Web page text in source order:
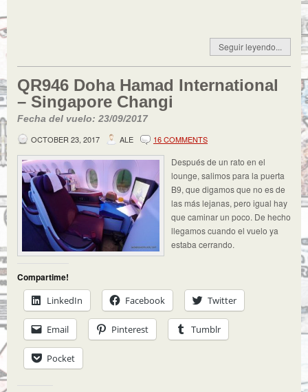
Seguir leyendo...
QR946 Doha Hamad International
– Singapore Changi
Fecha del vuelo: 23/09/2017
OCTOBER 23, 2017
ALE 16 COMMENTS
Después de un rato en el
lounge, salimos para la puerta
B9, que digamos que no es de
las más lejanas, pero igual hay
que caminar un poco. De hecho
llegamos cuando el vuelo ya
estaba cerrando.
Compartime!
LinkedIn
Facebook Twitter
Email Pinterest Tumblr
Pocket